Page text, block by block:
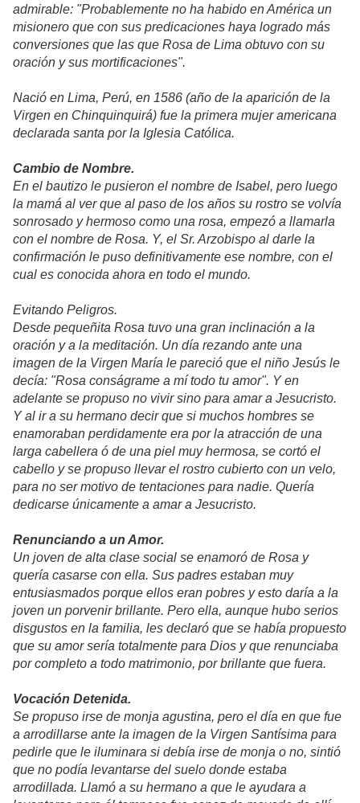
admirable: "Probablemente no ha habido en América un
misionero que con sus predicaciones haya logrado más
conversiones que las que Rosa de Lima obtuvo con su
oración y sus mortificaciones".
Nació en Lima, Perú, en 1586 (año de la aparición de la
Virgen en Chinquinquirá) fue la primera mujer americana
declarada santa por la Iglesia Católica.
Cambio de Nombre.
En el bautizo le pusieron el nombre de Isabel, pero luego
la mamá al ver que al paso de los años su rostro se volvía
sonrosado y hermoso como una rosa, empezó a llamarla
con el nombre de Rosa. Y, el Sr. Arzobispo al darle la
confirmación le puso definitivamente ese nombre, con el
cual es conocida ahora en todo el mundo.
Evitando Peligros.
Desde pequeñita Rosa tuvo una gran inclinación a la
oración y a la meditación. Un día rezando ante una
imagen de la Virgen María le pareció que el niño Jesús le
decía: "Rosa conságrame a mí todo tu amor". Y en
adelante se propuso no vivir sino para amar a Jesucristo.
Y al ir a su hermano decir que si muchos hombres se
enamoraban perdidamente era por la atracción de una
larga cabellera ó de una piel muy hermosa, se cortó el
cabello y se propuso llevar el rostro cubierto con un velo,
para no ser motivo de tentaciones para nadie. Quería
dedicarse únicamente a amar a Jesucristo.
Renunciando a un Amor.
Un joven de alta clase social se enamoró de Rosa y
quería casarse con ella. Sus padres estaban muy
entusiasmados porque ellos eran pobres y esto daría a la
joven un porvenir brillante. Pero ella, aunque hubo serios
disgustos en la familia, les declaró que se había propuesto
que su amor sería totalmente para Dios y que renunciaba
por completo a todo matrimonio, por brillante que fuera.
Vocación Detenida.
Se propuso irse de monja agustina, pero el día en que fue
a arrodillarse ante la imagen de la Virgen Santísima para
pedirle que le iluminara si debía irse de monja o no, sintió
que no podía levantarse del suelo donde estaba
arrodillada. Llamó a su hermano a que le ayudara a